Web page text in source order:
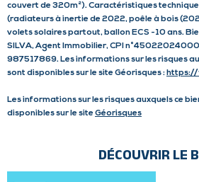
couvert de 320m²). Caractéristiques
(radiateurs à inertie de 2022, poêle à bois
volets solaires partout, ballon ECS -10 ans.
SILVA, Agent Immobilier, CPI
987517869. Les informations sur les risques
sont disponibles sur le site Géorisques :
Les informations sur les risques auxquels ce
disponibles sur le site Géorisques
DÉCOUVRIR LE